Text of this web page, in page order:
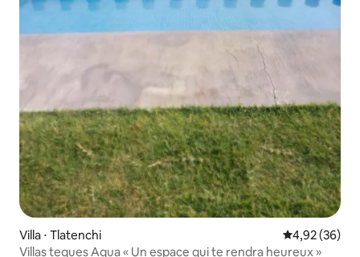
Villa ⋅ Tlatenchi Évaluation
4,92 (36)
Villas teques Aqua « Un espace qui te rendra heureux »